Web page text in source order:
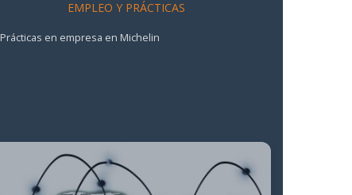
EMPLEO Y PRÁCTICAS
Prácticas en empresa en Michelin